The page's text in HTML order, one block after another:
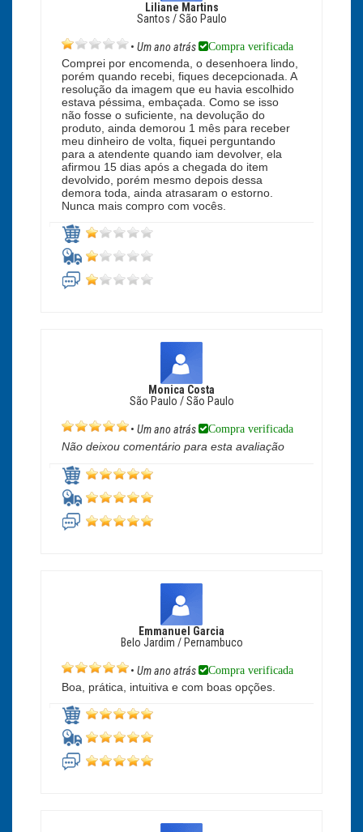
Liliane Martins
Santos / São Paulo
• Um ano atrás Compra verificada
Comprei por encomenda, o desenhoera lindo,
porém quando recebi, fiques decepcionada. A
resolução da imagem que eu havia escolhido
estava péssima, embaçada. Como se isso
não fosse o suficiente, na devolução do
produto, ainda demorou 1 mês para receber
meu dinheiro de volta, fiquei perguntando
para a atendente quando iam devolver, ela
afirmou 15 dias após a chegada do item
devolvido, porém mesmo depois dessa
demora toda, ainda atrasaram o estorno.
Nunca mais compro com vocês.
Monica Costa
São Paulo / São Paulo
• Um ano atrás Compra verificada
Não deixou comentário para esta avaliação
Emmanuel Garcia
Belo Jardim / Pernambuco
• Um ano atrás Compra verificada
Boa, prática, intuitiva e com boas opções.